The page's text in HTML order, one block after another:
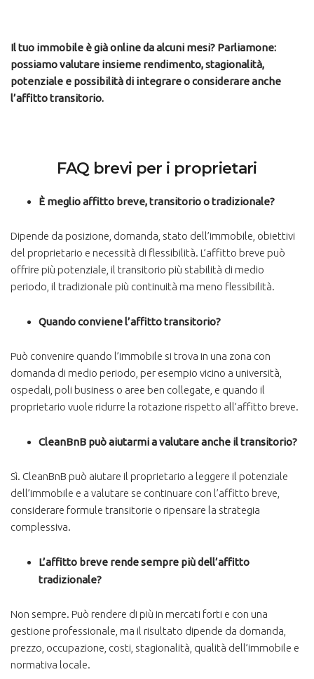
Il tuo immobile è già online da alcuni mesi? Parliamone:
possiamo valutare insieme rendimento, stagionalità,
potenziale e possibilità di integrare o considerare anche
l’affitto transitorio.
FAQ brevi per i proprietari
È meglio affitto breve, transitorio o tradizionale?
Dipende da posizione, domanda, stato dell’immobile, obiettivi
del proprietario e necessità di flessibilità. L’affitto breve può
offrire più potenziale, il transitorio più stabilità di medio
periodo, il tradizionale più continuità ma meno flessibilità.
Quando conviene l’affitto transitorio?
Può convenire quando l’immobile si trova in una zona con
domanda di medio periodo, per esempio vicino a università,
ospedali, poli business o aree ben collegate, e quando il
proprietario vuole ridurre la rotazione rispetto all’affitto breve.
CleanBnB può aiutarmi a valutare anche il transitorio?
Sì. CleanBnB può aiutare il proprietario a leggere il potenziale
dell’immobile e a valutare se continuare con l’affitto breve,
considerare formule transitorie o ripensare la strategia
complessiva.
L’affitto breve rende sempre più dell’affitto
tradizionale?
Non sempre. Può rendere di più in mercati forti e con una
gestione professionale, ma il risultato dipende da domanda,
prezzo, occupazione, costi, stagionalità, qualità dell’immobile e
normativa locale.